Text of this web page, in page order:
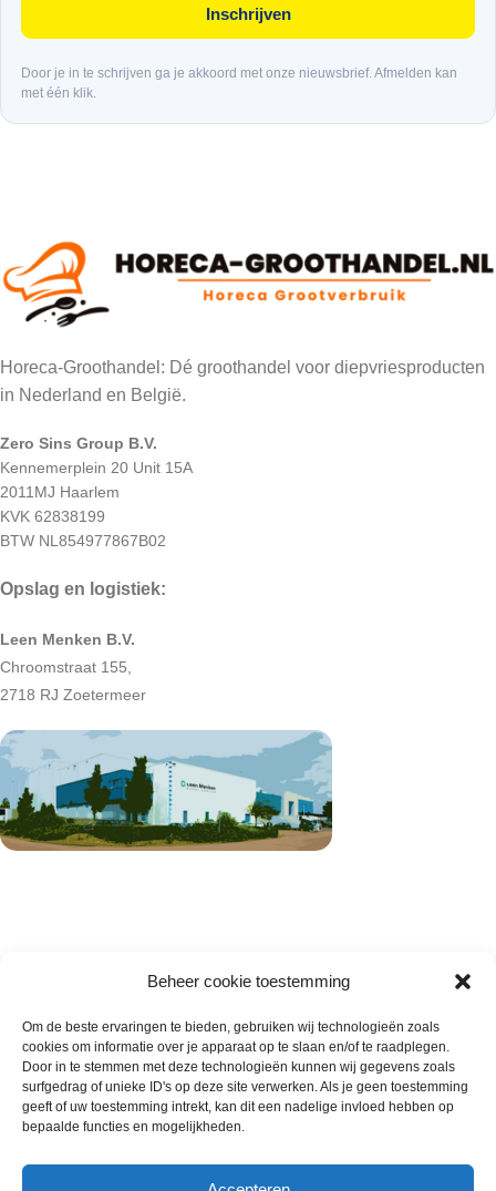
Beheer cookie toestemming
Om de beste ervaringen te bieden, gebruiken wij technologieën zoals
cookies om informatie over je apparaat op te slaan en/of te raadplegen.
Door in te stemmen met deze technologieën kunnen wij gegevens zoals
surfgedrag of unieke ID's op deze site verwerken. Als je geen toestemming
geeft of uw toestemming intrekt, kan dit een nadelige invloed hebben op
bepaalde functies en mogelijkheden.
Inschrijven
Door je in te schrijven ga je akkoord met onze nieuwsbrief. Afmelden kan
met één klik.
Horeca-Groothandel: Dé groothandel voor diepvriesproducten
in Nederland en België.
Zero Sins Group B.V.
Kennemerplein 20 Unit 15A
2011MJ Haarlem
KVK 62838199
BTW NL854977867B02
Opslag en logistiek:
Leen Menken B.V.
Chroomstraat 155,
2718 RJ Zoetermeer
Wie zijn wij
Contact met onze inkoop
Klantenservice
Annuleer & Retourbeleid